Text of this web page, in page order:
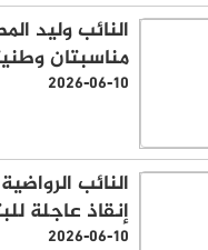
النائب وليد
مناسبتان
2026-06-10
النائب
إنقاذ عاجلة
2026-06-10